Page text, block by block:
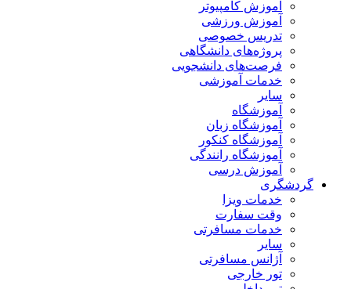
آموزش کامپیوتر
آموزش ورزشی
تدریس خصوصی
پروژه‌های دانشگاهی
فرصت‌های دانشجویی
خدمات آموزشی
سایر
آموزشگاه
آموزشگاه زبان
آموزشگاه کنکور
آموزشگاه رانندگی
آموزش درسی
گردشگری
خدمات ویزا
وقت سفارت
خدمات مسافرتی
سایر
آژانس مسافرتی
تور خارجی